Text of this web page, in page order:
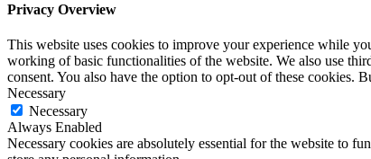
Privacy Overview
This website uses cookies to improve your experience while
working of basic functionalities of the website. We also use
consent. You also have the option to opt-out of these cookies.
Necessary
Necessary
Always Enabled
Necessary cookies are absolutely essential for the website to